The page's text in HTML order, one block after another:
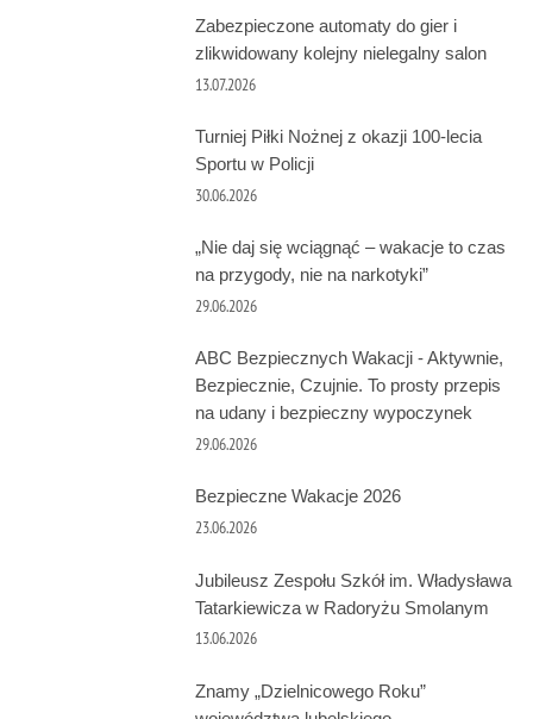
Zabezpieczone automaty do gier i
zlikwidowany kolejny nielegalny salon
13.07.2026
Turniej Piłki Nożnej z okazji 100-lecia
Sportu w Policji
30.06.2026
„Nie daj się wciągnąć – wakacje to czas
na przygody, nie na narkotyki”
29.06.2026
ABC Bezpiecznych Wakacji - Aktywnie,
Bezpiecznie, Czujnie. To prosty przepis
na udany i bezpieczny wypoczynek
29.06.2026
Bezpieczne Wakacje 2026
23.06.2026
Jubileusz Zespołu Szkół im. Władysława
Tatarkiewicza w Radoryżu Smolanym
13.06.2026
Znamy „Dzielnicowego Roku”